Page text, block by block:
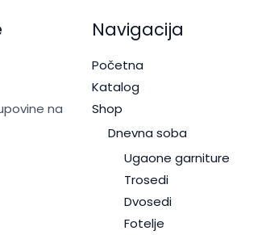
na
Navigacija
Početna
Katalog
Shop
Dnevna soba
Ugaone garniture
Trosedi
Dvosedi
Fotelje